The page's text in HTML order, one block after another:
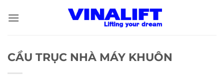
qua
CẦU TRỤC NHÀ MÁY KHUÔN